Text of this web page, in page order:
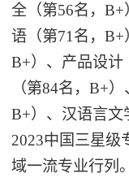
全（第56名，B+
语（第71名，B+
B+）、产品设计
（第84名，B+
B+）、汉语言文
2023中国三星
域一流专业行列。